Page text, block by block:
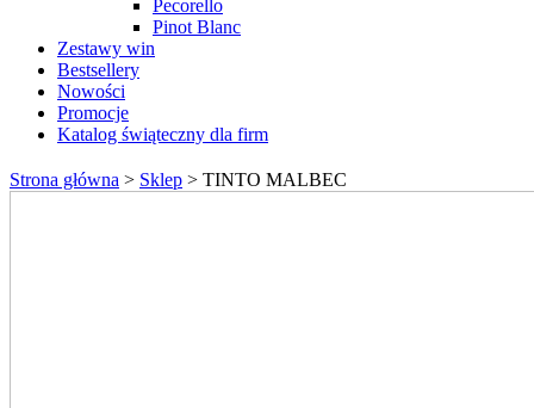
Pecorello
Pinot Blanc
Zestawy win
Bestsellery
Nowości
Promocje
Katalog świąteczny dla firm
Strona główna > Sklep > TINTO MALBEC